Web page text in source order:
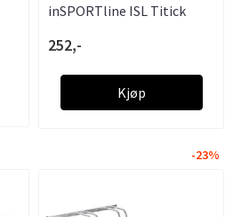
inSPORTline ISL Titick
252,-
Kjøp
-23%